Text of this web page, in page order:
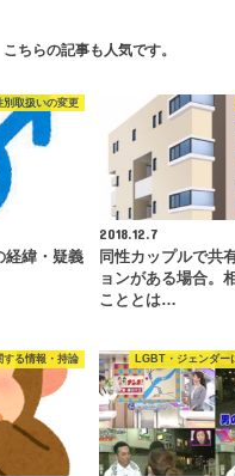
こちらの記事も人気です。
別取扱いの変更
経緯・疑義
2018.12.7
同性カップルで共
ョンがある場合。
こととは…
する情報・持論 LGBT・ジェンダー